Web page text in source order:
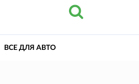
ВСЕ ДЛЯ АВТО